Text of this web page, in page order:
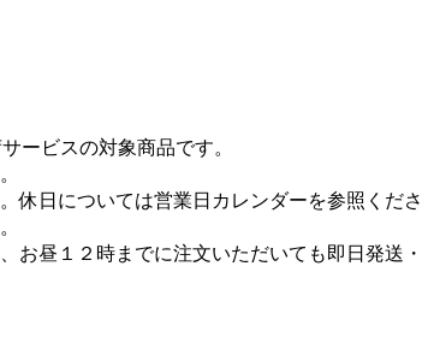
ービスの対象商品です。
休日については営業日カレンダーを参照くださ
昼１２時までに注文いただいても即日発送